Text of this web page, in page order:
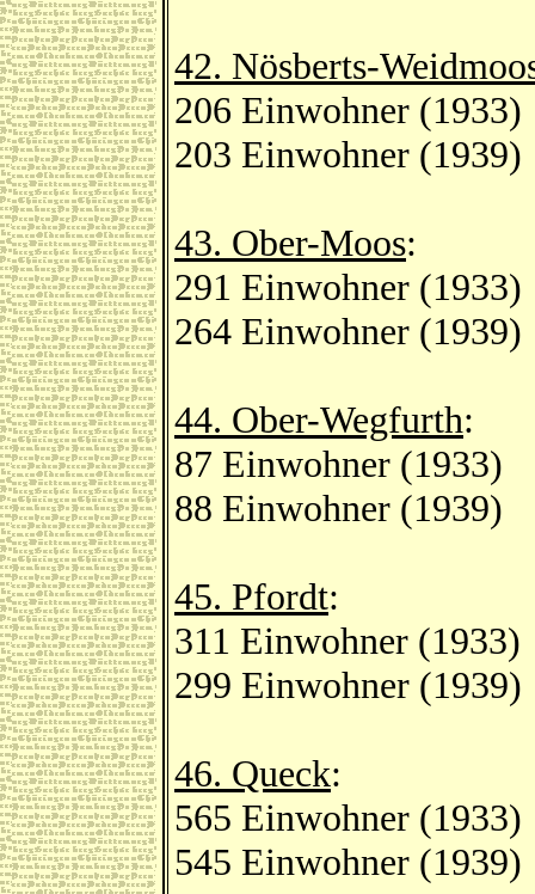
42. Nösberts-
206 Einwohner (1933)
203 Einwohner (1939)
43. Ober-Moos:
291 Einwohner (1933)
264 Einwohner (1939)
44. Ober-Wegfurth:
87 Einwohner (1933)
88 Einwohner (1939)
45. Pfordt:
311 Einwohner (1933)
299 Einwohner (1939)
46. Queck:
565 Einwohner (1933)
545 Einwohner (1939)